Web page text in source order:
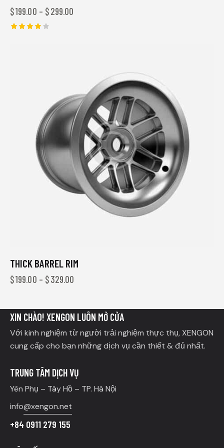
$199.00 – $299.00
THICK BARREL RIM
$199.00 – $329.00
XIN CHÀO! XENGON LUÔN MỞ CỬA
Với kinh nghiệm từ người trải nghiệm thực thụ, XENGON
cung cấp cho bạn những dịch vụ cần thiết & đủ nhất.
TRUNG TÂM DỊCH VỤ
Yên Phụ – Tây Hồ – TP. Hà Nội
info@xengon.net
+84 0911 279 155